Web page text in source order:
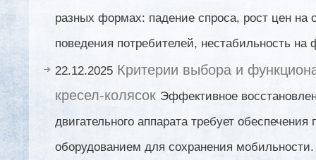
разных формах: падение спроса, рост цен на
поведения потребителей, нестабильность
22.12.2025 Критерии выбора и
кресел-колясок Эффективное
двигательного аппарата требует
оборудованием для сохранения